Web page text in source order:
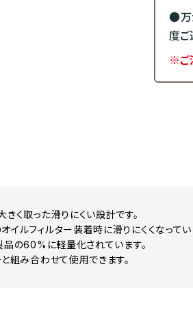
●万
度ご
※ご
く取った滑りにくい設計です。
ルフィルター装着時に滑りにくくなってい
品の60%に軽量化されています。
組み合わせて使用できます。